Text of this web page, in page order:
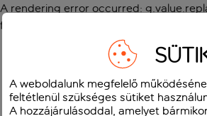
A rendering error occurred:
function
A weboldalunk megfelelő
feltétlenül szükséges sütiket
A hozzájárulásoddal, amelyet